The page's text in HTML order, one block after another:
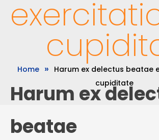
Home » Harum ex delectus beatae
cupiditate
Harum ex
beatae